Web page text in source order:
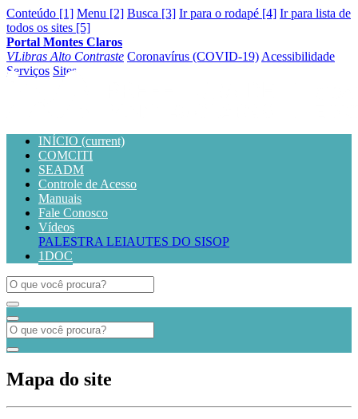
Conteúdo [1] Menu [2] Busca [3] Ir para o rodapé [4] Ir para lista de
todos os sites [5]
Portal Montes Claros
VLibras Alto Contraste Coronavírus (COVID-19) Acessibilidade
Serviços Sites
INÍCIO (current)
COMCITI
SEADM
Controle de Acesso
Manuais
Fale Conosco
Vídeos
PALESTRA LEIAUTES DO SISOP
1DOC
Mapa do site